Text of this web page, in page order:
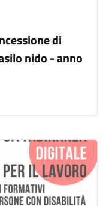
di
nido - anno